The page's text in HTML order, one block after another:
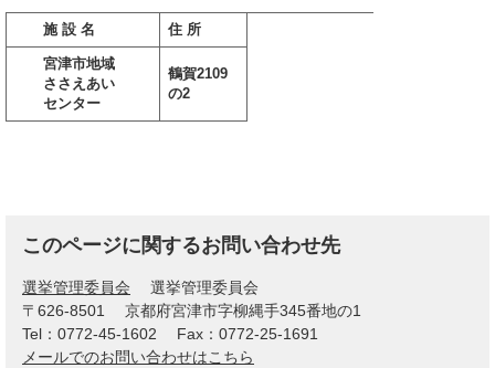
施 設 名 住 所
宮津市地域
ささえあい
センター
鶴賀2109
の2
このページに関するお問い合わせ先
選挙管理委員会
選挙管理委員会
〒626-8501
京都府宮津市字柳縄手345番地の1
Tel：0772-45-1602
Fax：0772-25-1691
メールでのお問い合わせはこちら